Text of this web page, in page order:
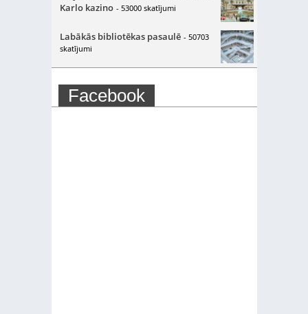
Karlo kazino - 53000 skatījumi
Labākās bibliotēkas pasaulē - 50703
skatījumi
Facebook